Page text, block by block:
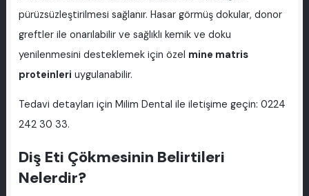
pürüzsüzleştirilmesi sağlanır. Hasar görmüş dokular, donor
greftler ile onarılabilir ve sağlıklı kemik ve doku
yenilenmesini desteklemek için özel mine matris
proteinleri uygulanabilir.
Tedavi detayları için Milim Dental ile iletişime geçin: 0224
242 30 33.
Diş Eti Çökmesinin Belirtileri
Nelerdir?